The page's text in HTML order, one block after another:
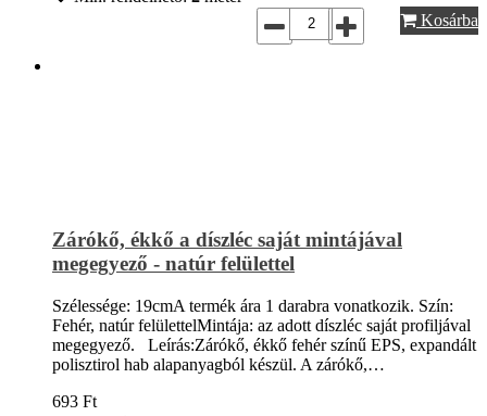
Kosárba
Zárókő, ékkő a díszléc saját mintájával
megegyező - natúr felülettel
Szélessége: 19cmA termék ára 1 darabra vonatkozik. Szín:
Fehér, natúr felülettelMintája: az adott díszléc saját profiljával
megegyező. Leírás:Zárókő, ékkő fehér színű EPS, expandált
polisztirol hab alapanyagból készül. A zárókő,…
693 Ft